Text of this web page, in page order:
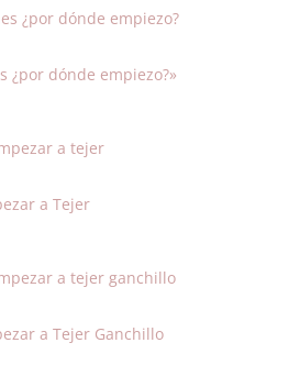
¿por dónde empiezo?»
a Tejer
a Tejer Ganchillo